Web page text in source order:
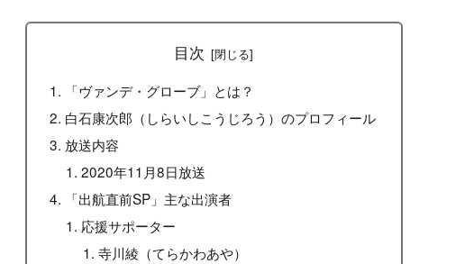
目次
「ヴァンデ・グローブ」とは？
白石康次郎（しらいしこうじろう）のプロフィール
放送内容
2020年11月8日放送
「出航直前SP」主な出演者
応援サポーター
寺川綾（てらかわあや）